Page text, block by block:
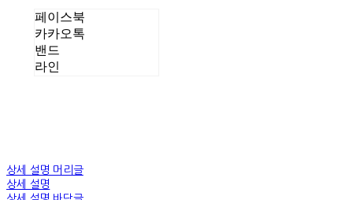
페이스북
카카오톡
밴드
라인
상세 설명 머리글
상세 설명